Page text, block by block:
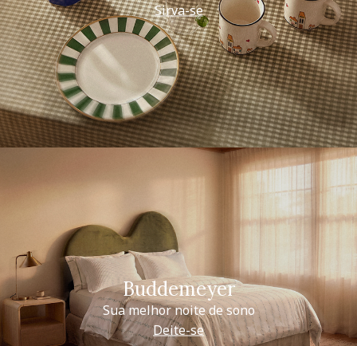
Sirva-se
Buddemeyer
Sua melhor noite de sono
Deite-se